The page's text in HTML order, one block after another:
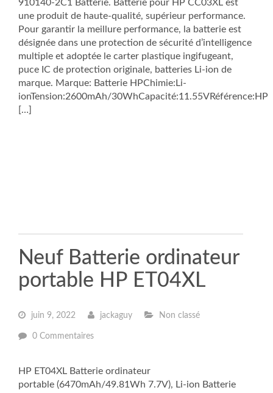
910140-2C1 Batterie. Batterie pour HP CC03XL est
une produit de haute-qualité, supérieur performance.
Pour garantir la meillure performance, la batterie est
désignée dans une protection de sécurité d’intelligence
multiple et adoptée le carter plastique ingifugeant,
puce IC de protection originale, batteries Li-ion de
marque. Marque: Batterie HPChimie:Li-
ionTension:2600mAh/30WhCapacité:11.55VRéférence:HP
[…]
Neuf Batterie ordinateur
portable HP ET04XL
juin 9, 2022 jackaguy Non classé
0 Commentaires
HP ET04XL Batterie ordinateur
portable (6470mAh/49.81Wh 7.7V), Li-ion Batterie